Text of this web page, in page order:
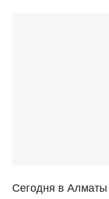
Сегодня в Алматы